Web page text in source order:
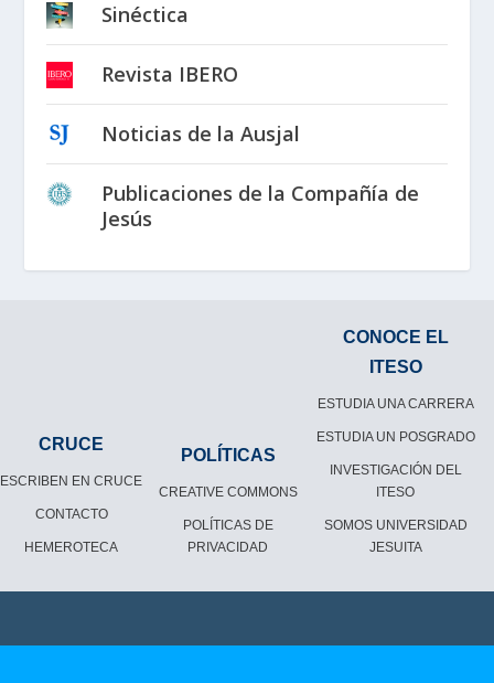
Sinéctica
Revista IBERO
Noticias de la Ausjal
Publicaciones de la Compañía de
Jesús
CRUCE
ESCRIBEN EN CRUCE
CONTACTO
HEMEROTECA
POLÍTICAS
CREATIVE COMMONS
POLÍTICAS DE
PRIVACIDAD
CONOCE EL
ITESO
ESTUDIA UNA CARRERA
ESTUDIA UN POSGRADO
INVESTIGACIÓN DEL
ITESO
SOMOS UNIVERSIDAD
JESUITA